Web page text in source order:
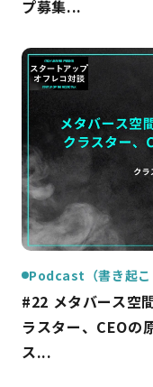
プ募集...
Podcast（書き起こ
#22 メタバース空
ラスター、CEOの
ス...